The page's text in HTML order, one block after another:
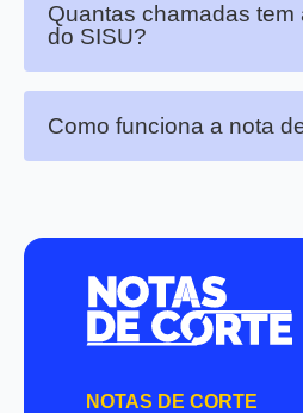
Quantas chamadas tem
do SISU?
Como funciona a nota
NOTAS DE CORTE